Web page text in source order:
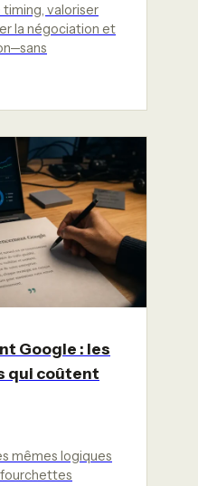
valoriser
la négociation et
Google : les
qui coûtent
mêmes logiques